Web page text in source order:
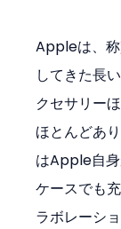
Appleは、
してきた長
クセサリー
ほとんどあ
はApple自
ケースでも
ラボレーシ